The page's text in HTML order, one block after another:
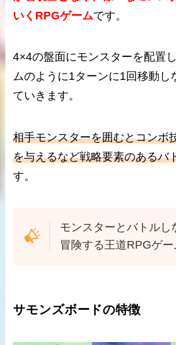
いくRPGゲームです。
4×4の盤面にモンスターを配置
ムのように1ターンに1回移動し
ていきます。
相手モンスターを囲むとコンボ
を与えるなど戦略要素のあるバ
す。
モンスターとバトルし
冒険する王道RPGゲー
サモンズボードの特徴